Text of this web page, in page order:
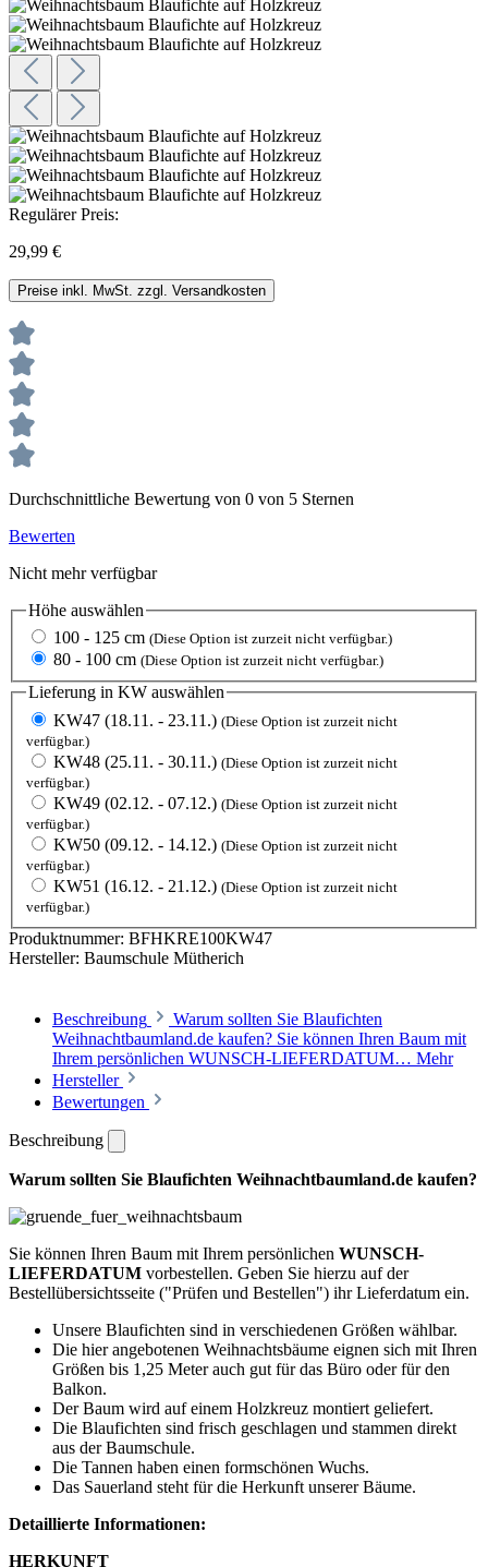
Regulärer Preis:
29,99 €
Preise inkl. MwSt. zzgl. Versandkosten
Durchschnittliche Bewertung von 0 von 5 Sternen
Bewerten
Nicht mehr verfügbar
Höhe auswählen
100 - 125 cm (Diese Option ist zurzeit nicht verfügbar.)
80 - 100 cm (Diese Option ist zurzeit nicht verfügbar.)
Lieferung in KW auswählen
KW47 (18.11. - 23.11.) (Diese Option ist zurzeit nicht
verfügbar.)
KW48 (25.11. - 30.11.) (Diese Option ist zurzeit nicht
verfügbar.)
KW49 (02.12. - 07.12.) (Diese Option ist zurzeit nicht
verfügbar.)
KW50 (09.12. - 14.12.) (Diese Option ist zurzeit nicht
verfügbar.)
KW51 (16.12. - 21.12.) (Diese Option ist zurzeit nicht
verfügbar.)
Produktnummer: BFHKRE100KW47
Hersteller: Baumschule Mütherich
Beschreibung
Warum sollten Sie Blaufichten
Weihnachtbaumland.de kaufen? Sie können Ihren Baum mit
Ihrem persönlichen WUNSCH-LIEFERDATUM… Mehr
Hersteller
Bewertungen
Beschreibung
Warum sollten Sie Blaufichten Weihnachtbaumland.de kaufen?
Sie können Ihren Baum mit Ihrem persönlichen WUNSCH-
LIEFERDATUM vorbestellen. Geben Sie hierzu auf der
Bestellübersichtsseite ("Prüfen und Bestellen") ihr Lieferdatum ein.
Unsere Blaufichten sind in verschiedenen Größen wählbar.
Die hier angebotenen Weihnachtsbäume eignen sich mit Ihren
Größen bis 1,25 Meter auch gut für das Büro oder für den
Balkon.
Der Baum wird auf einem Holzkreuz montiert geliefert.
Die Blaufichten sind frisch geschlagen und stammen direkt
aus der Baumschule.
Die Tannen haben einen formschönen Wuchs.
Das Sauerland steht für die Herkunft unserer Bäume.
Detaillierte Informationen:
HERKUNFT